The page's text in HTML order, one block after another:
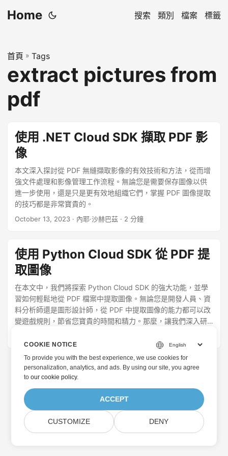
Home 搜索 類別 檔案 標籤
首頁 » Tags
extract pictures from
pdf
使用 .NET Cloud SDK 擷取 PDF 影
像
本文深入探討從 PDF 無縫擷取影像的有效技術和方法，從而增
強文件處理和影像管理工作流程。無論您是需要保存圖像以供
進一步使用，還是只是更有效地組織它們，掌握 PDF 圖像提取
的技巧都是非常寶貴的。
October 13, 2023 · 內耶·沙赫巴茲 · 2 分鐘
使用 Python Cloud SDK 從 PDF 提
取圖像
在本文中，我們將探索 Python Cloud SDK 的強大功能，並學
習如何輕鬆地從 PDF 檔案中提取圖像。無論您是開發人員、資
料分析師還是圖形設計師，從 PDF 中提取圖像的能力都可以改
變遊戲規則，節省您寶貴的時間和精力。那麼，讓我們深入研
像！COOKIE NOTICE
To provide you with the best experience, we use cookies for
personalization, analytics, and ads. By using our site, you agree
toour cookie policy.
ACCEPT
CUSTOMIZE DENY